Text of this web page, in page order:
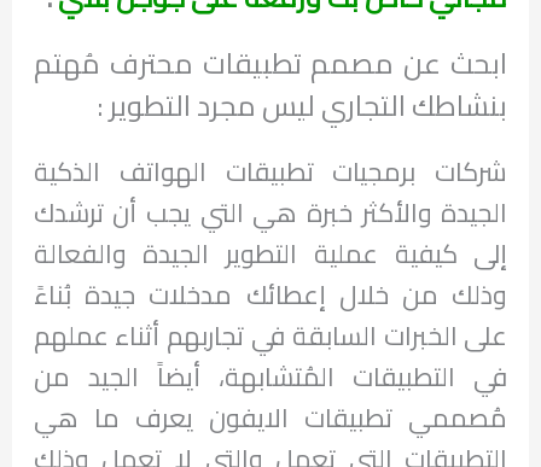
ابحث عن مصمم تطبيقات محترف مُهتم
بنشاطك التجاري ليس مجرد التطوير :
شركات برمجيات تطبيقات الهواتف الذكية
الجيدة والأكثر خبرة هي التي يجب أن ترشدك
إلى كيفية عملية التطوير الجيدة والفعالة
وذلك من خلال إعطائك مدخلات جيدة بُناءً
على الخبرات السابقة في تجاربهم أثناء عملهم
في التطبيقات المُتشابهة، أيضاً الجيد من
مُصممي تطبيقات الايفون يعرف ما هي